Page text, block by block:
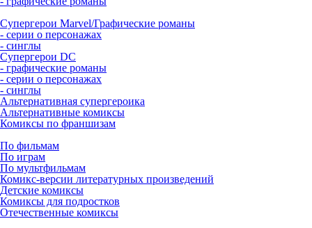
Супергерои Marvel/Графические романы
- серии о персонажах
- синглы
Супергерои DC
- графические романы
- серии о персонажах
- синглы
Альтернативная супергероика
Альтернативные комиксы
Комиксы по франшизам
По фильмам
По играм
По мультфильмам
Комикс-версии литературных произведений
Детские комиксы
Комиксы для подростков
Отечественные комиксы